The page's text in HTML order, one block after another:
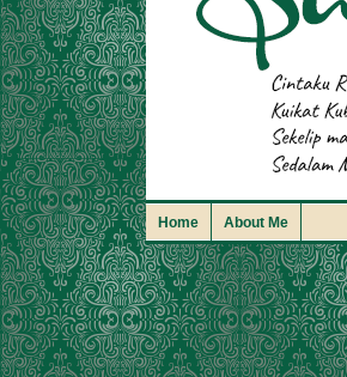
Home About Me